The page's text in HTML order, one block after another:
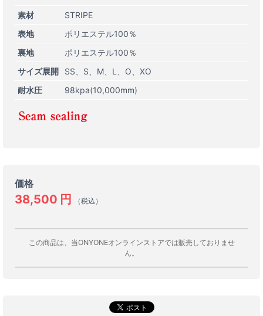
素材
STRIPE
表地
ポリエステル100％
裏地
ポリエステル100％
サイズ展開
SS S M L O
XO
耐水圧
98kpa(10,000mm)
価格
38,500 円 （税込）
この商品は、当ONYONEオンラインストアでは販売しておりませ
ん。